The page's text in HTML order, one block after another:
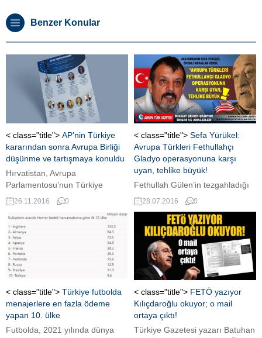
Benzer Konular
< class="title"> AP’nin Türkiye
kararından sonra Avrupa Birliği
düşünme ve tartışmaya konuldu
Hırvatistan, Avrupa
Parlamentosu’nun Türkiye
kararına karşı uyarıda bulundu.
Yapılan açıklamada,
“Müzakereleri dondurma kararı
AB’nin çıkarına değil” ifadeleri
kullanıldı.
26.11.2016 0
< class="title"> Sefa Yürükel:
Avrupa Türkleri Fethullahçı
Gladyo operasyonuna karşı
uyan, tehlike büyük!
Fethullah Gülen’in tezgahladığı
kanlı darbenin arkasında ABD
çıktı! Avrupalı Türk aydın Sefa
Yürükel 15 Temmuz
kalkışmasından sonra AVRUPA
TÜRK GAZETESİ’ne dikkat
çeken çarpıcı öneri ve
analizlerde bulundu. Yürükel
önemli mesajlar verdi, FETÖ'nün
darbesini analiz etti, Avrupa'daki
Fethullahçı Gladyo
operasyonuna karşı çözüm
önerilerini sıraladı.
28.07.2016 0
< class="title"> Türkiye futbolda
menajerlere en fazla ödeme
yapan 10. ülke
Futbolda, 2021 yılında dünya
< class="title"> FETÖ yazıyor
Kılıçdaroğlu okuyor; o mail
ortaya çıktı!
Türkiye Gazetesi yazarı Batuhan